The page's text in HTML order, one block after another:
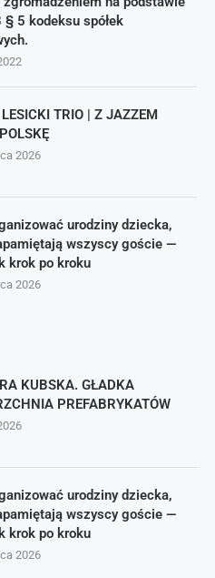
5 kodeksu spółek
TRIO | Z JAZZEM
2026
urodziny dziecka,
wszyscy goście —
krok po kroku
2026
KUBSKA. GŁADKA
PREFABRYKATÓW
urodziny dziecka,
wszyscy goście —
krok po kroku
2026